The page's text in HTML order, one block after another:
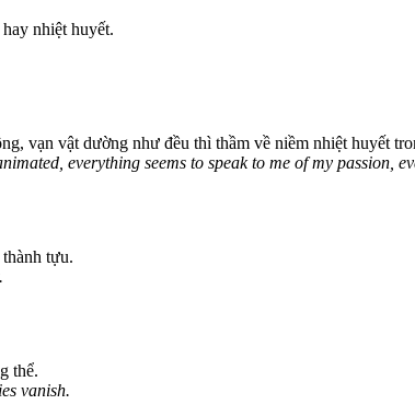
nhiệt huyết.
vạn vật dường như đều thì thầm về niềm nhiệt huyết
everything seems to speak to me of my passion,
tựu.
thể.
vanish.